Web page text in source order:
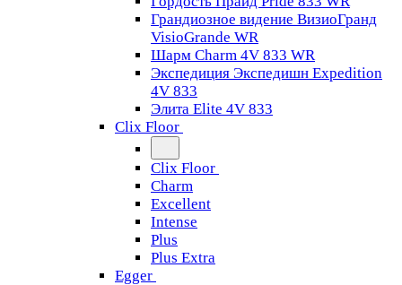
Грандиозное видение ВизиоГранд
VisioGrande WR
Шарм Charm 4V 833 WR
Экспедиция Экспедишн Expedition
4V 833
Элита Elite 4V 833
Clix Floor
Clix Floor
Charm
Excellent
Intense
Plus
Plus Extra
Egger